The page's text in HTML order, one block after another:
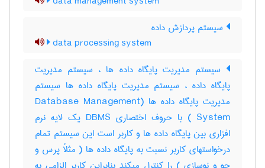
سیستم پردازش داده
data processing system
سیستم مدیریت پایگاه داده ها ، سیستم مدیریت
پایگاه داده ، سیستم مدیریت پایگاه داده ها سیستم
مدیریت پایگاه داده ها (Database Management
System ) با حروف اختصاری DBMS یک لایه نرم
افزاری بین پایگاه داده ها و کاربر است این سیستم تمام
درخواستهای کاربر نسبت به پایگاه داده ها ( مثلاً پرس و